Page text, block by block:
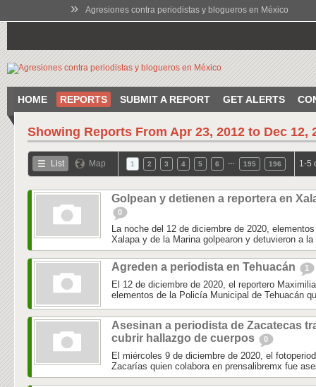
» Agresiones contra periodistas y blogueros en México
HOME REPORTS SUBMIT A REPORT GET ALERTS
Showing Reports From Apr 23, 2012 to Dec 12,
List Map 1 2 3 4 5 6 195 196 1-5
Golpean y detienen a reportera en
0
La noche del 12 de diciembre de 2020,
Xalapa y de la Marina golpearon y detuvieron a la
Agreden a periodista en Tehuacán 1
El 12 de diciembre de 2020, el reportero
elementos de la Policía Municipal de Tehuacán
Asesinan a periodista de Zacatecas
cubrir hallazgo de cuerpos
0
El miércoles 9 de diciembre de 2020, el
Zacarías quien colabora en prensalibremx fue